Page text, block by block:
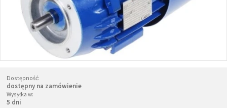
Dostępność:
dostępny na zamówienie
Wysyłka w:
5 dni